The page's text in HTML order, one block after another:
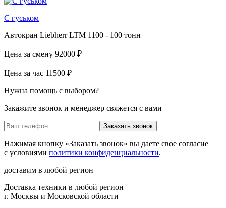
С гуськом
Автокран Liebherr LTM 1100 - 100 тонн
Цена за смену 92000 ₽
Цена за час 11500 ₽
Нужна помощь с выбором?
Закажите звонок и менеджер свяжется с вами
Заказать звонок
Нажимая кнопку «Заказать звонок» вы даете свое согласие
с условиями политики конфиденциальности.
доставим в любой регион
Доставка техники в любой регион
г. Москвы и Московской области